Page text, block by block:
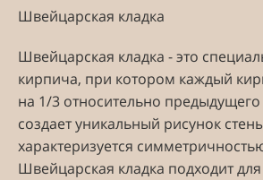
Швейцарская кладка
Швейцарская кладка - это
кирпича, при котором каждый
на 1/3 относительно предыдущего
создает уникальный рисунок
характеризуется
Швейцарская кладка подходит